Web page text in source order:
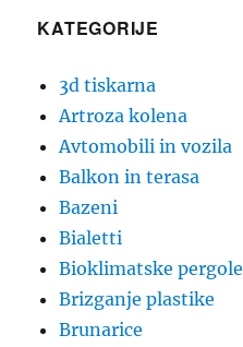
KATEGORIJE
3d tiskarna
Artroza kolena
Avtomobili in vozila
Balkon in terasa
Bazeni
Bialetti
Bioklimatske pergole
Brizganje plastike
Brunarice